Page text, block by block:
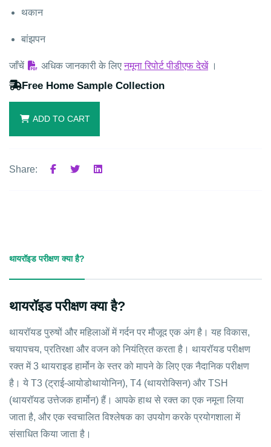
थकान
बांझपन
जाँचें अधिक जानकारी के लिएनमूना रिपोर्ट पीडीएफ देखें।
Free Home Sample Collection
ADD TO CART
Share:
थायरॉइड परीक्षण क्या है?
थायरॉइड परीक्षण क्या है?
थायरॉयड पुरुषों और महिलाओं में गर्दन पर मौजूद एक अंग है। यह विकास,
चयापचय, प्रतिरक्षा और वजन को नियंत्रित करता है। थायरॉयड परीक्षण
रक्त में 3 थायराइड हार्मोन के स्तर को मापने के लिए एक नैदानिक परीक्षण
है। ये T3 (ट्राई-आयोडोथायोनिन), T4 (थायरोक्सिन) और TSH
(थायरॉयड उत्तेजक हार्मोन) हैं। आपके हाथ से रक्त का एक नमूना लिया
जाता है, और एक स्वचालित विश्लेषक का उपयोग करके प्रयोगशाला में
संसाधित किया जाता है।